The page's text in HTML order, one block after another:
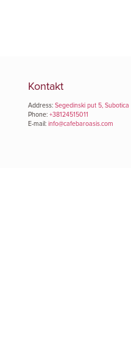
Kontakt
Address: Segedinski put 5, Subotica
Phone: +38124515011
E-mail: info@cafebaroasis.com